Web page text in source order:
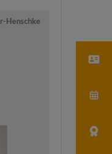
Henschke